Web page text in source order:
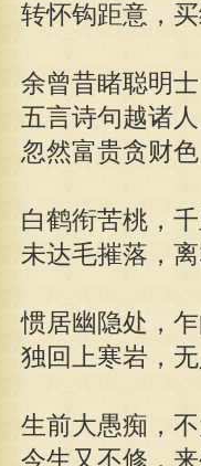
转怀钩距意，
余曾昔睹聪明
五言诗句越诸
忽然富贵贪财
白鹤衔苦桃，
未达毛摧落，
惯居幽隐处，
独回上寒岩，
生前大愚痴，
今生又不修，